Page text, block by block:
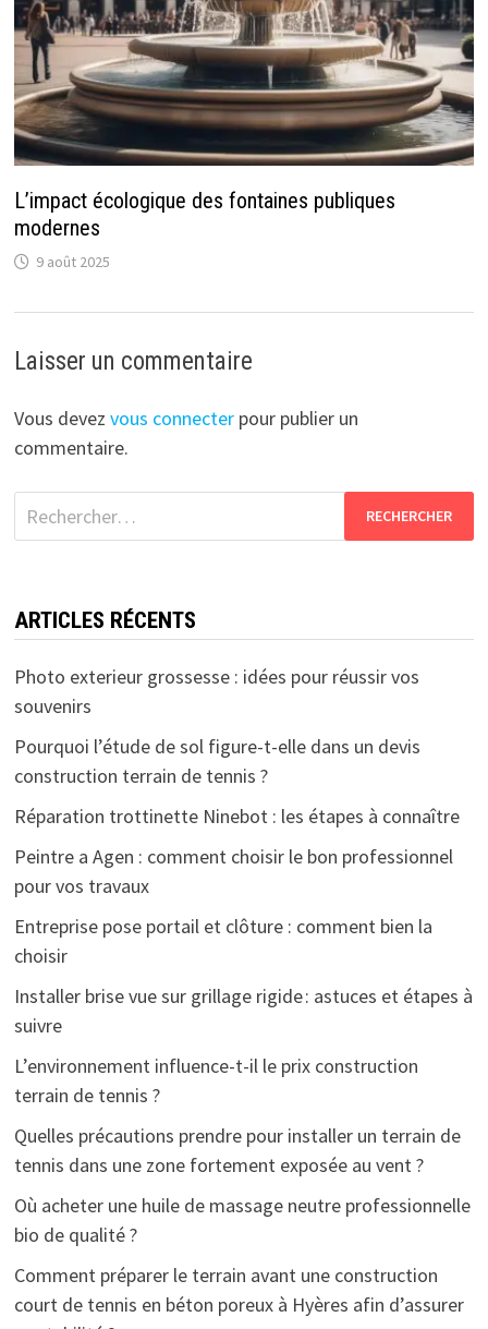
L’impact écologique des fontaines publiques
modernes
9 août 2025
Laisser un commentaire
Vous devez vous connecterpour publier un
commentaire.
Rechercher :
ARTICLES RÉCENTS
Photo exterieur grossesse : idées pour réussir vos
souvenirs
Pourquoi l’étude de sol figure-t-elle dans un devis
construction terrain de tennis ?
Réparation trottinette Ninebot : les étapes à connaître
Peintre a Agen : comment choisir le bon professionnel
pour vos travaux
Entreprise pose portail et clôture : comment bien la
choisir
Installer brise vue sur grillage rigide : astuces et étapes à
suivre
L’environnement influence-t-il le prix construction
terrain de tennis ?
Quelles précautions prendre pour installer un terrain de
tennis dans une zone fortement exposée au vent ?
Où acheter une huile de massage neutre professionnelle
bio de qualité ?
Comment préparer le terrain avant une construction
court de tennis en béton poreux à Hyères afin d’assurer